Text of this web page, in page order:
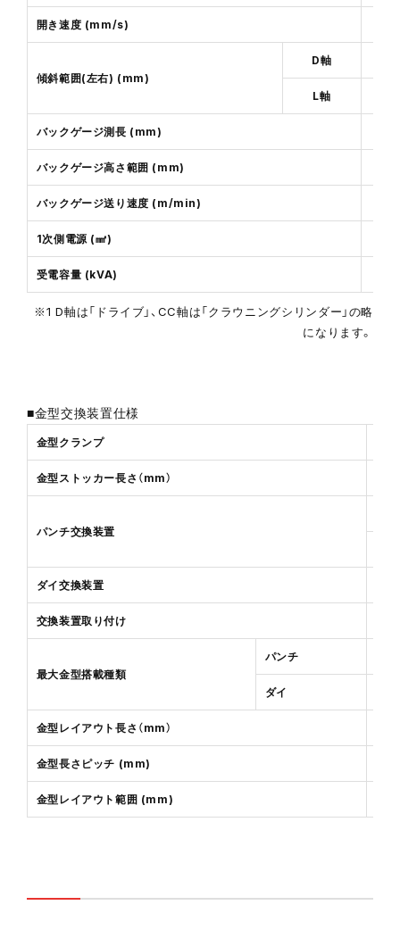
開き速度 (mm/s)
傾斜範囲(左右) (mm)
D軸
L軸
バックゲージ測長 (mm)
バックゲージ高さ範囲 (mm)
バックゲージ送り速度 (m/min)
1次側電源 (㎟)
受電容量 (kVA)
※1 D軸は「ドライブ」、CC軸は「クラウニングシリンダー」の略
になります。
■金型交換装置仕様
金型クランプ
金型ストッカー長さ（mm）
パンチ交換装置
ダイ交換装置
交換装置取り付け
最大金型搭載種類
パンチ
ダイ
金型レイアウト長さ（mm）
金型長さピッチ (mm)
金型レイアウト範囲 (mm)